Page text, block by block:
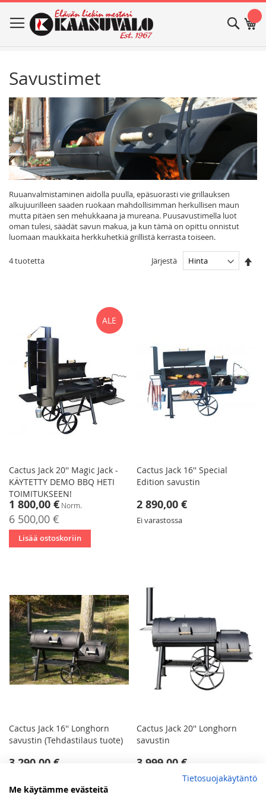
to
Content
Haku
Savustimet
Ruuanvalmistaminen aidolla puulla, epäsuorasti vie grillauksen
alkujuurilleen saaden ruokaan mahdollisimman herkullisen maun
mutta pitäen sen mehukkaana ja mureana. Puusavustimella luot
oman tulesi, säädät savun makua, ja kun tämä on opittu onnistut
luomaan maukkaita herkkuhetkiä grillistä kerrasta toiseen.
4tuotetta Järjestä
ALE
Cactus Jack 20'' Magic Jack -
KÄYTETTY DEMO BBQ HETI
TOIMITUKSEEN!
Tarjoushinta
1 800,00 € Norm.
6 500,00 €
Lisää ostoskoriin
Cactus Jack 16'' Special
Edition savustin
2 890,00 €
Ei varastossa
Cactus Jack 16'' Longhorn
savustin (Tehdastilaus tuote)
3 290,00 €
Cactus Jack 20'' Longhorn
savustin
3 999,00 €
Ei varastossaTietosuojakäytäntö
Me käytämme evästeitä